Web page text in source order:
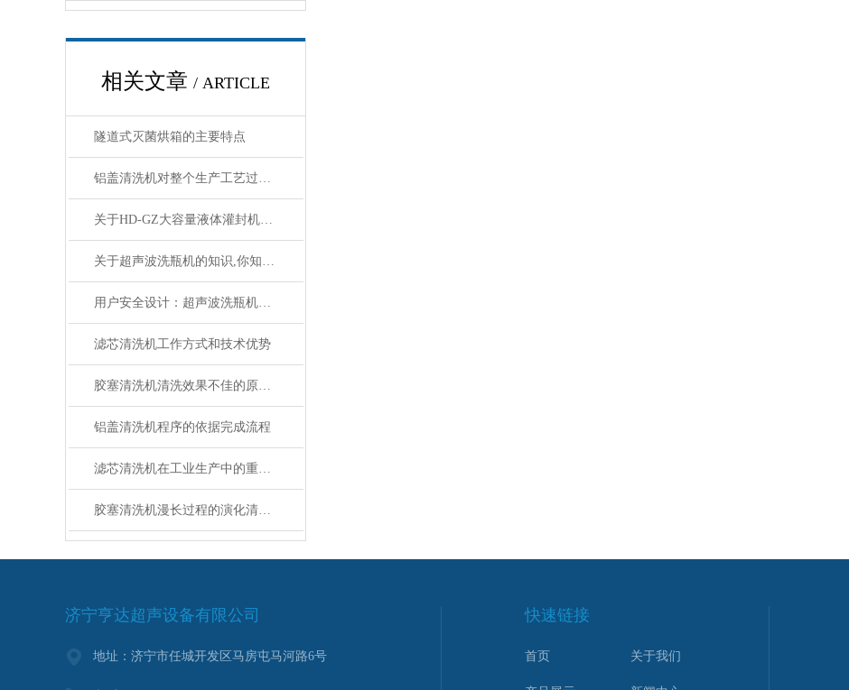
相关文章 / ARTICLE
隧道式灭菌烘箱的主要特点
铝盖清洗机对整个生产工艺过程进行实时监控
关于HD-GZ大容量液体灌封机说明
关于超声波洗瓶机的知识,你知道多少
用户安全设计：超声波洗瓶机的门锁、隔热与排气系统
滤芯清洗机工作方式和技术优势
胶塞清洗机清洗效果不佳的原因分析与解决对策
铝盖清洗机程序的依据完成流程
滤芯清洗机在工业生产中的重要性及地位
胶塞清洗机漫长过程的演化清洗效率
济宁亨达超声设备有限公司
地址：济宁市任城开发区马房屯马河路6号
快速链接
首页 关于我们